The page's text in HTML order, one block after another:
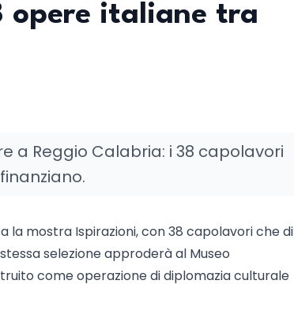
opere italiane tra
a Reggio Calabria: i 38 capolavori
la mostra Ispirazioni, con 38 capolavori che di
selezione approderà al Museo
come operazione di diplomazia culturale